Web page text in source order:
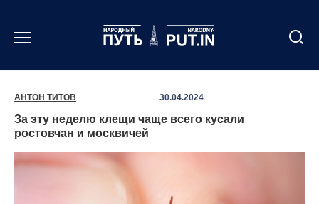
содержанию
АНТОН ТИТОВ 30.04.2024
За эту неделю клещи чаще всего кусали
ростовчан и москвичей